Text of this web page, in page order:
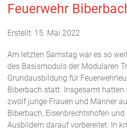
Feuerwehr
Erstellt: 15. Mai 2022
Am letzten Samstag war es so
des Basismoduls der Modularen
Grundausbildung für
Biberbach statt. Insgesamt hatten
zwölf junge Frauen und Männer
Biberbach, Eisenbrechtshofen
Ausbildern darauf vorbereitet. In